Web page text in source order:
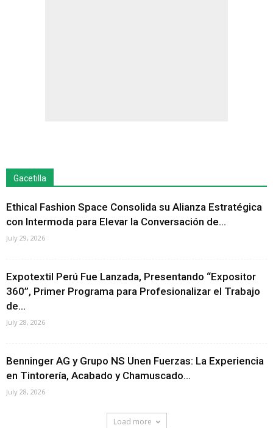
Gacetilla
Ethical Fashion Space Consolida su Alianza Estratégica
con Intermoda para Elevar la Conversación de...
July 29, 2026
Expotextil Perú Fue Lanzada, Presentando “Expositor
360”, Primer Programa para Profesionalizar el Trabajo
de...
July 28, 2026
Benninger AG y Grupo NS Unen Fuerzas: La Experiencia
en Tintorería, Acabado y Chamuscado...
July 28, 2026
Load more